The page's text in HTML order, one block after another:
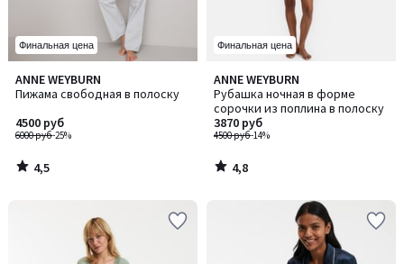
Финальная цена
ANNE WEYBURN
Пижама свободная в полоску
6000 руб-25%
4500 руб
4,5
/ 5
4,5
/
Финальная цена
ANNE WEYBURN
Рубашка ночная в форме
сорочки из поплина в полоску
4500 руб-14%
3870 руб
4,8
/ 5
4,8
/